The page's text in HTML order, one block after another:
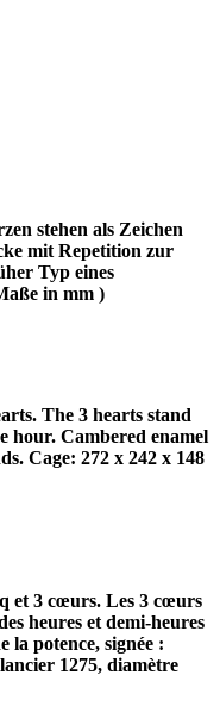
stehen als Zeichen
mit Repetition zur
Typ eines
in mm )
The 3 hearts stand
hour. Cambered enamel
Cage: 272 x 242 x 148
et 3 cœurs. Les 3 cœurs
heures et demi-heures
la potence, signée :
1275, diamètre